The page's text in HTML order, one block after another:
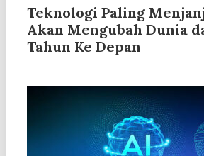
Teknologi Paling
Akan Mengubah Dunia
Tahun Ke Depan